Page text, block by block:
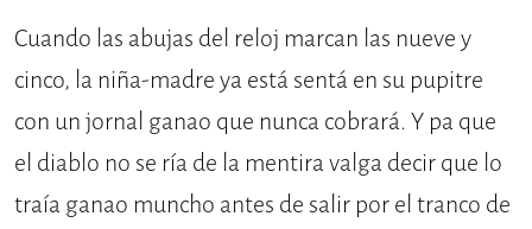
Cuando las abujas del reloj marcan las nueve y
cinco, la niña-madre ya está sentá en su pupitre
con un jornal ganao que nunca cobrará. Y pa que
el diablo no se ría de la mentira valga decir que lo
traía ganao muncho antes de salir por el tranco de